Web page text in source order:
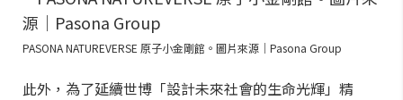
PASONA NATUREVERSE 原子小金剛館。圖片來源｜Pasona Group
此外，為了延續世博「設計未來社會的生命光輝」精